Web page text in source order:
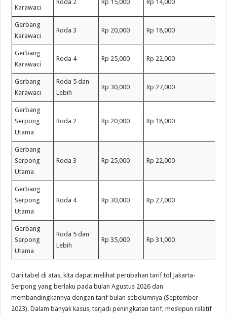
Karawaci
Roda 2 Rp 15,000 Rp 14,000
Gerbang
Karawaci
Roda 3 Rp 20,000 Rp 18,000
Gerbang
Karawaci
Roda 4 Rp 25,000 Rp 22,000
Gerbang
Karawaci
Roda 5 dan
Lebih
Rp 30,000 Rp 27,000
Gerbang
Serpong
Utama
Roda 2 Rp 20,000 Rp 18,000
Gerbang
Serpong
Utama
Roda 3 Rp 25,000 Rp 22,000
Gerbang
Serpong
Utama
Roda 4 Rp 30,000 Rp 27,000
Gerbang
Serpong
Utama
Roda 5 dan
Lebih
Rp 35,000 Rp 31,000
Dari tabel di atas, kita dapat melihat perubahan tarif tol Jakarta-
Serpong yang berlaku pada bulan Agustus 2026 dan
membandingkannya dengan tarif bulan sebelumnya (September
2023). Dalam banyak kasus, terjadi peningkatan tarif, meskipun relatif